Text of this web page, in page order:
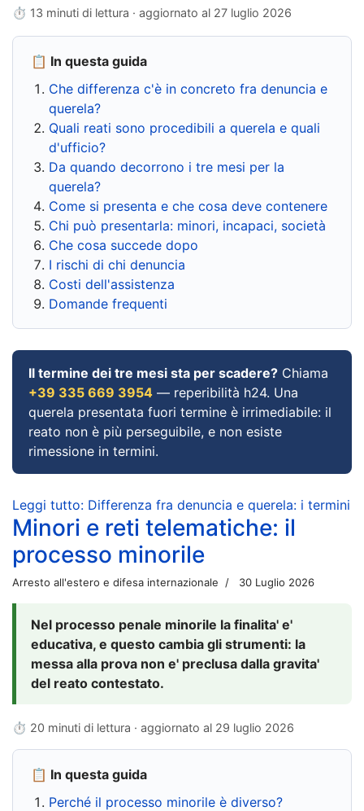
⏱ 13 minuti di lettura · aggiornato al 27 luglio 2026
📋 In questa guida
Che differenza c'è in concreto fra denuncia e
querela?
Quali reati sono procedibili a querela e quali
d'ufficio?
Da quando decorrono i tre mesi per la
querela?
Come si presenta e che cosa deve contenere
Chi può presentarla: minori, incapaci, società
Che cosa succede dopo
I rischi di chi denuncia
Costi dell'assistenza
Domande frequenti
Il termine dei tre mesi sta per scadere? Chiama
+39 335 669 3954 — reperibilità h24. Una
querela presentata fuori termine è irrimediabile: il
reato non è più perseguibile, e non esiste
rimessione in termini.
Leggi tutto: Differenza fra denuncia e querela: i termini
Minori e reti telematiche: il
processo minorile
Arresto all'estero e difesa internazionale 30 Luglio 2026
Nel processo penale minorile la finalita' e'
educativa, e questo cambia gli strumenti: la
messa alla prova non e' preclusa dalla gravita'
del reato contestato.
⏱ 20 minuti di lettura · aggiornato al 29 luglio 2026
📋 In questa guida
Perché il processo minorile è diverso?